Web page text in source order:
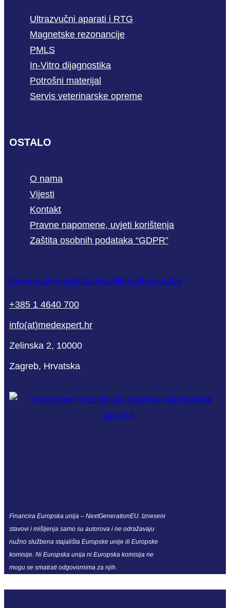
Ultrazvučni aparati i RTG
Magnetske rezonancije
PMLS
In-Vitro dijagnostika
Potrošni materijal
Servis veterinarske opreme
OSTALO
O nama
Vijesti
Kontakt
Pravne napomene, uvjeti korištenja
Zaštita osobnih podataka “GDPR”
phonemail-emptyfacebooklinkedinyoutube
+385 1 4640 700
info(at)medexpert.hr
Zelinska 2, 10000
Zagreb, Hrvatska
Financira Europska unija – NextGenerationEU. Izneseni
stavovi i mišljenja samo su autorova i ne odražavaju
nužno službena stajališta Europske unije ili Europske
komisije. Ni Europska unija ni Europska komisija ne
mogu se smatrati odgovornima za njih.